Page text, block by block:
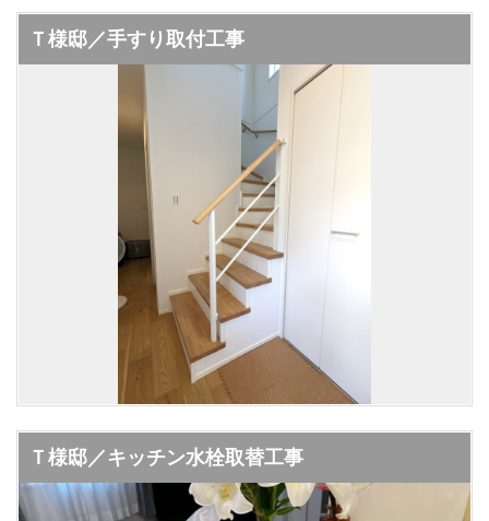
Ｔ様邸／手すり取付工事
Ｔ様邸／キッチン水栓取替工事